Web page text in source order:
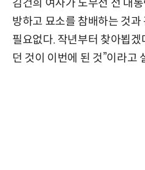
김건희 여사가 노무전 전 대
방하고 묘소를 참배하는 것
필요없다. 작년부터 찾아뵙
던 것이 이번에 된 것”이라고